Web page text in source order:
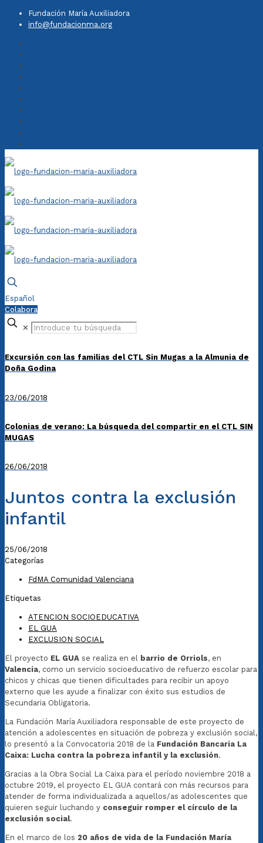
Fundación María Auxiliadora
info@fundacionma.org
Español
Colabora
✕
Excursión con las familias del CTL Sin Mugas a la Almunia de
Doña Godina
23/06/2018
Colonias de verano: La búsqueda del compartir en el CTL SIN
MUGAS
26/06/2018
Juntos contra la exclusión
infantil
25/06/2018
Categorías
FdMA Comunidad Valenciana
Etiquetas
ATENCION SOCIOEDUCATIVA
EL GUA
EXCLUSION SOCIAL
El proyecto EL GUA se realiza en el barrio de Orriols, en
Valencia, como un servicio socioeducativo de refuerzo escolar para
chicos y chicas que tienen dificultades para recibir un apoyo
externo que les ayude a finalizar con éxito sus estudios de
Secundaria Obligatoria.
La Fundación María Auxiliadora responsable de este proyecto de
atención a adolescentes en situación de pobreza y exclusión social,
lo presentó a la Convocatoria 2018 de la Fundación Bancaria La
Caixa: Lucha contra la pobreza infantil y la exclusión.
Gracias a la Obra Social La Caixa para el período noviembre 2018 a
octubre 2019, el proyecto EL GUA contará con más recursos para
atender de forma individualizada a aquellos/as adolescentes que
quieren seguir luchando y conseguir romper el círculo de la
exclusión social.
En el marco de los 20 años de vida de la Fundación María